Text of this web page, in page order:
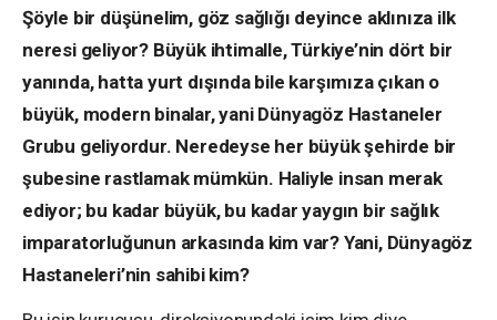
Şöyle bir düşünelim, göz sağlığı deyince aklınıza ilk
neresi geliyor? Büyük ihtimalle, Türkiye’nin dört bir
yanında, hatta yurt dışında bile karşımıza çıkan o
büyük, modern binalar, yani Dünyagöz Hastaneler
Grubu geliyordur. Neredeyse her büyük şehirde bir
şubesine rastlamak mümkün. Haliyle insan merak
ediyor; bu kadar büyük, bu kadar yaygın bir sağlık
imparatorluğunun arkasında kim var? Yani, Dünyagöz
Hastaneleri’nin sahibi kim?